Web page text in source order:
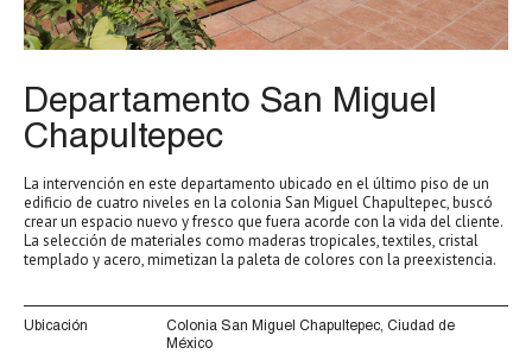
Departamento San Miguel
Chapultepec
La intervención en este departamento ubicado en el último piso de un
edificio de cuatro niveles en la colonia San Miguel Chapultepec, buscó
crear un espacio nuevo y fresco que fuera acorde con la vida del cliente.
La selección de materiales como maderas tropicales, textiles, cristal
templado y acero, mimetizan la paleta de colores con la preexistencia.
Ubicación
Colonia San Miguel Chapultepec, Ciudad de
México